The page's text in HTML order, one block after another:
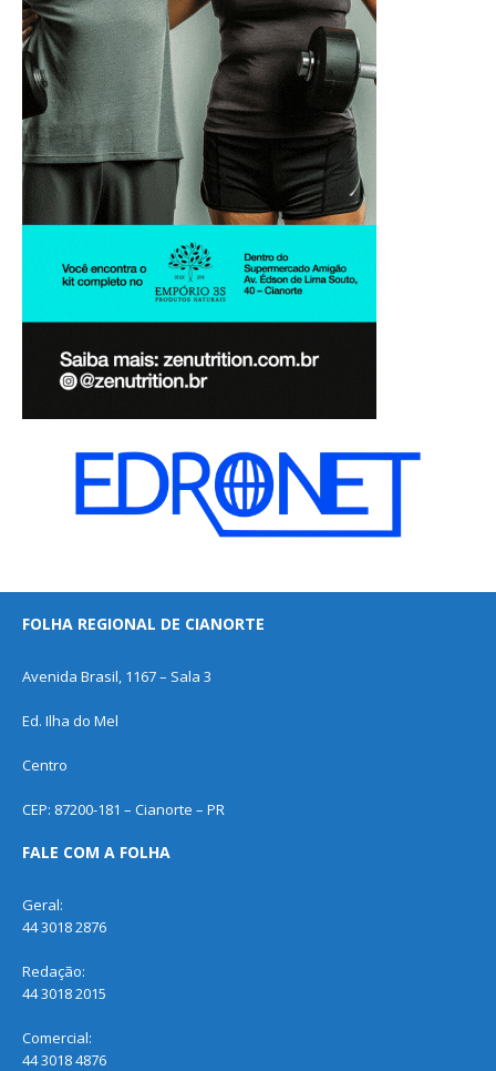
FOLHA REGIONAL DE CIANORTE
Avenida Brasil, 1167 – Sala 3
Ed. Ilha do Mel
Centro
CEP: 87200-181 – Cianorte – PR
FALE COM A FOLHA
Geral:
44 3018 2876
Redação:
44 3018 2015
Comercial:
44 3018 4876